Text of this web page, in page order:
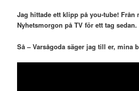
Jag hittade ett klipp på you-tube! Från
Nyhetsmorgon på TV för ett tag sedan.
Så – Varsågoda säger jag till er, mina